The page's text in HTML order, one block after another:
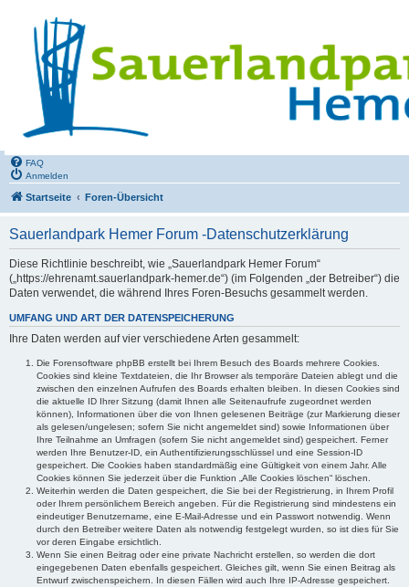
FAQ
Anmelden
Startseite Foren-Übersicht
Sauerlandpark Hemer Forum -Datenschutzerklärung
Diese Richtlinie beschreibt, wie „Sauerlandpark Hemer Forum“
(„https://ehrenamt.sauerlandpark-hemer.de“) (im Folgenden „der Betreiber“) die
Daten verwendet, die während Ihres Foren-Besuchs gesammelt werden.
UMFANG UND ART DER DATENSPEICHERUNG
Ihre Daten werden auf vier verschiedene Arten gesammelt:
Die Forensoftware phpBB erstellt bei Ihrem Besuch des Boards mehrere Cookies.
Cookies sind kleine Textdateien, die Ihr Browser als temporäre Dateien ablegt und die
zwischen den einzelnen Aufrufen des Boards erhalten bleiben. In diesen Cookies sind
die aktuelle ID Ihrer Sitzung (damit Ihnen alle Seitenaufrufe zugeordnet werden
können), Informationen über die von Ihnen gelesenen Beiträge (zur Markierung dieser
als gelesen/ungelesen; sofern Sie nicht angemeldet sind) sowie Informationen über
Ihre Teilnahme an Umfragen (sofern Sie nicht angemeldet sind) gespeichert. Ferner
werden Ihre Benutzer-ID, ein Authentifizierungsschlüssel und eine Session-ID
gespeichert. Die Cookies haben standardmäßig eine Gültigkeit von einem Jahr. Alle
Cookies können Sie jederzeit über die Funktion „Alle Cookies löschen“ löschen.
Weiterhin werden die Daten gespeichert, die Sie bei der Registrierung, in Ihrem Profil
oder Ihrem persönlichem Bereich angeben. Für die Registrierung sind mindestens ein
eindeutiger Benutzername, eine E-Mail-Adresse und ein Passwort notwendig. Wenn
durch den Betreiber weitere Daten als notwendig festgelegt wurden, so ist dies für Sie
vor deren Eingabe ersichtlich.
Wenn Sie einen Beitrag oder eine private Nachricht erstellen, so werden die dort
eingegebenen Daten ebenfalls gespeichert. Gleiches gilt, wenn Sie einen Beitrag als
Entwurf zwischenspeichern. In diesen Fällen wird auch Ihre IP-Adresse gespeichert.